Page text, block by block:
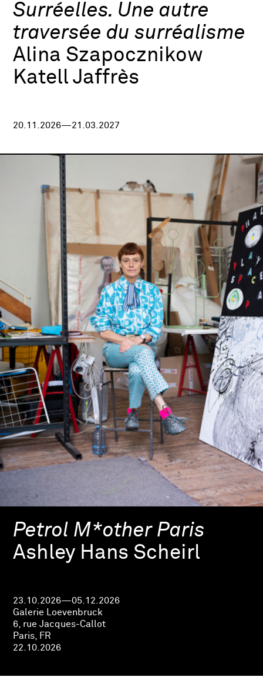
Surréelles. Une autre
traversée du surréalisme
Alina Szapocznikow
Katell Jaffrès
20.11.2026—21.03.2027
Petrol M*other Paris
Ashley Hans Scheirl
23.10.2026—05.12.2026
Galerie Loevenbruck
6, rue Jacques-Callot
Paris, FR
22.10.2026